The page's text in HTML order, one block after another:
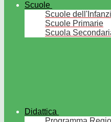
Scuole
Scuole
Scuole Primarie
Scuola
Didattica